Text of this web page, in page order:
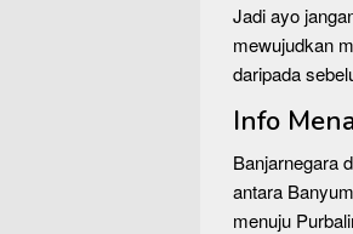
Jadi ayo
mewujudkan
daripada
Info
Banjarnegara
antara
menuju